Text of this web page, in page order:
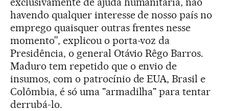
havendo qualquer interesse de nosso país no
emprego quaisquer outras frentes nesse
momento”, explicou o porta-voz da
Presidência, o general Otávio Rêgo Barros.
Maduro tem repetido que o envio de
insumos, com o patrocínio de EUA, Brasil e
Colômbia, é só uma "armadilha" para tentar
derrubá-lo.